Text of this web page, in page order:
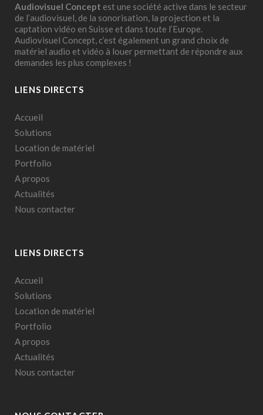
Audiovisuel Concept est une société active dans le secteur
de l’audiovisuel, de la sonorisation, la projection et la
captation vidéo en Suisse et dans toute l’Europe.
Audiovisuel Concept, c’est également un grand choix de
matériel audio et vidéo à louer permettant de répondre aux
demandes les plus complexes !
LIENS DIRECTS
Accueil
Solutions
Location de matériel
Portfolio
A propos
Actualités
Nous contacter
LIENS DIRECTS
Accueil
Solutions
Location de matériel
Portfolio
A propos
Actualités
Nous contacter